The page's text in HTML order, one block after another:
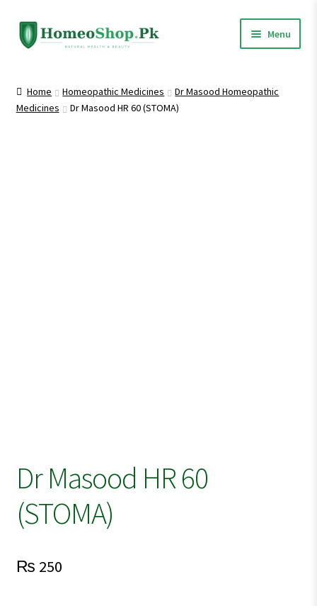
Skip
to
Skip
to
Menu
Shop All
Home Homeopathic Medicines
Dr Masood Homeopathic
Medicines
Dr Masood HR 60 (STOMA)
Dr Masood HR 60
(STOMA)
₨ 250